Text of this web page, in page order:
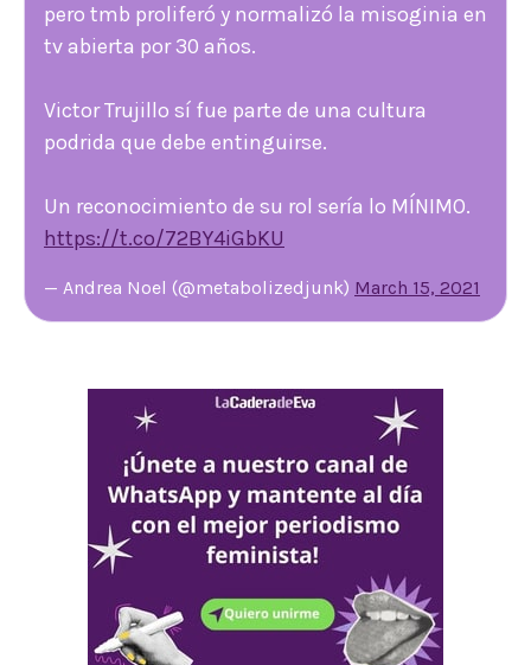
pero tmb proliferó y normalizó la misoginia en
tv abierta por 30 años.
Victor Trujillo sí fue parte de una cultura
podrida que debe entinguirse.
Un reconocimiento de su rol sería lo MÍNIMO.
https://t.co/72BY4iGbKU
— Andrea Noel (@metabolizedjunk) March 15, 2021